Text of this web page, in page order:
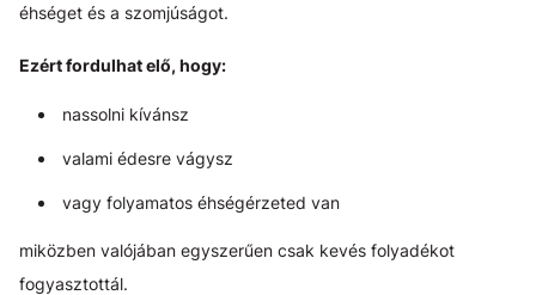
éhséget és a szomjúságot.
Ezért fordulhat elő, hogy:
nassolni kívánsz
valami édesre vágysz
vagy folyamatos éhségérzeted van
miközben valójában egyszerűen csak kevés folyadékot
fogyasztottál.